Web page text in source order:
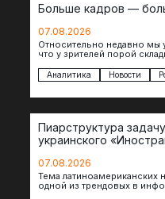
Больше кадров —
07.08.2026
Относительно недавно мы
что у зрителей порой
Аналитика Новости
Пиарструктура
украинского
07.08.2026
Тема латиноамериканских
одной из трендовых в